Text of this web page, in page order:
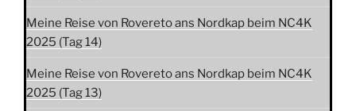
Meine Reise von Rovereto ans Nordkap beim NC4K
2025 (Tag 14)
Meine Reise von Rovereto ans Nordkap beim NC4K
2025 (Tag 13)